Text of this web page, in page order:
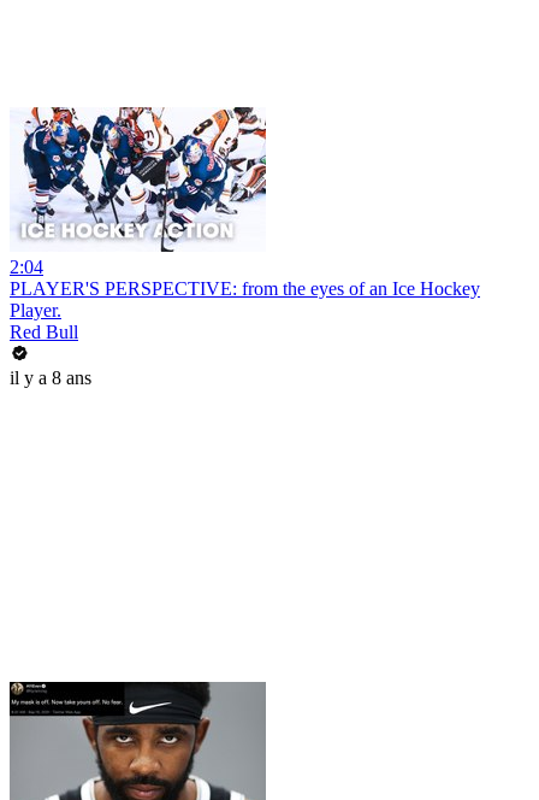
2:04
PLAYER'S PERSPECTIVE: from the eyes of an Ice Hockey
Player.
Red Bull
il y a 8 ans